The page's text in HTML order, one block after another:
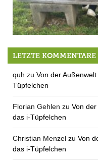
MTV Berg: Hoch – und
LETZTE KOMMENTARE
quh zu Von der
Tüpfelchen
Florian Gehlen zu Von
das i-Tüpfelchen
Christian Menzel zu Von
das i-Tüpfelchen